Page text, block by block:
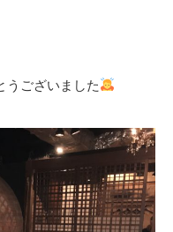
うございました